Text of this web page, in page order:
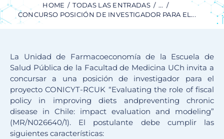
HOME TODAS LAS ENTRADAS
...
CONCURSO POSICIÓN DE INVESTIGADOR PARA EL...
La Unidad de Farmacoeconomía de la Escuela de
Salud Pública de la Facultad de Medicina UCh invita a
concursar a una posición de investigador para el
proyecto CONICYT-RCUK “Evaluating the role of fiscal
policy in improving diets andpreventing chronic
disease in Chile: impact evaluation and modeling”
(MR/N026640/1). El postulante debe cumplir las
siguientes características: